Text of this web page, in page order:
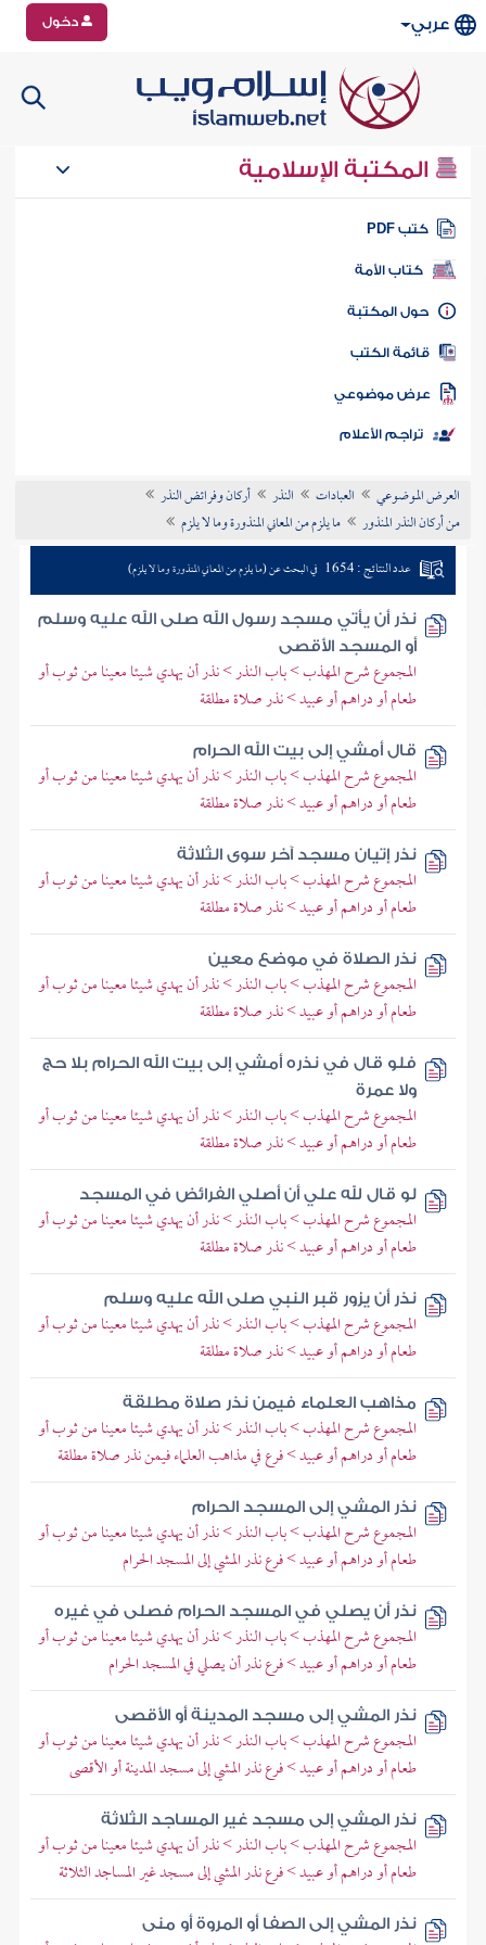
عربي دخول
المكتبة الإسلامية
كتب PDF
كتاب الأمة
المكتبة
الكتب
موضوعي
تراجم الأعلام
العرض الموضوعي العبادات النذر
أركان وفرائض النذر
من أركان النذر المنذور
ما يلزم من المعاني المنذورة وما لا يلزم
عدد النتائج : 1654 في البحث عن (ما يلزم من المعاني المنذورة وما لا يلزم)
نذر أن يأتي مسجد رسول الله صلى الله عليه وسلم
أو المسجد الأقصى
المجموع شرح المهذب > باب النذر > نذر أن يهدي شيئا معينا من ثوب أو
طعام أو دراهم أو عبيد > نذر صلاة مطلقة
قال أمشي إلى بيت الله الحرام
المجموع شرح المهذب > باب النذر > نذر أن يهدي شيئا معينا من ثوب أو
طعام أو دراهم أو عبيد > نذر صلاة مطلقة
نذر إتيان مسجد آخر سوى الثلاثة
المجموع شرح المهذب > باب النذر > نذر أن يهدي شيئا معينا من ثوب أو
طعام أو دراهم أو عبيد > نذر صلاة مطلقة
نذر الصلاة في موضع معين
المجموع شرح المهذب > باب النذر > نذر أن يهدي شيئا معينا من ثوب أو
طعام أو دراهم أو عبيد > نذر صلاة مطلقة
فلو قال في نذره أمشي إلى بيت الله الحرام بلا حج
ولا عمرة
المجموع شرح المهذب > باب النذر > نذر أن يهدي شيئا معينا من ثوب أو
طعام أو دراهم أو عبيد > نذر صلاة مطلقة
لو قال لله علي أن أصلي الفرائض في المسجد
المجموع شرح المهذب > باب النذر > نذر أن يهدي شيئا معينا من ثوب أو
طعام أو دراهم أو عبيد > نذر صلاة مطلقة
نذر أن يزور قبر النبي صلى الله عليه وسلم
المجموع شرح المهذب > باب النذر > نذر أن يهدي شيئا معينا من ثوب أو
طعام أو دراهم أو عبيد > نذر صلاة مطلقة
مذاهب العلماء فيمن نذر صلاة مطلقة
المجموع شرح المهذب > باب النذر > نذر أن يهدي شيئا معينا من ثوب أو
طعام أو دراهم أو عبيد > فرع في مذاهب العلماء فيمن نذر صلاة مطلقة
نذر المشي إلى المسجد الحرام
المجموع شرح المهذب > باب النذر > نذر أن يهدي شيئا معينا من ثوب أو
طعام أو دراهم أو عبيد > فرع نذر المشي إلى المسجد الحرام
نذر أن يصلي في المسجد الحرام فصلى في غيره
المجموع شرح المهذب > باب النذر > نذر أن يهدي شيئا معينا من ثوب أو
طعام أو دراهم أو عبيد > فرع نذر أن يصلي في المسجد الحرام
نذر المشي إلى مسجد المدينة أو الأقصى
المجموع شرح المهذب > باب النذر > نذر أن يهدي شيئا معينا من ثوب أو
طعام أو دراهم أو عبيد > فرع نذر المشي إلى مسجد المدينة أو الأقصى
نذر المشي إلى مسجد غير المساجد الثلاثة
المجموع شرح المهذب > باب النذر > نذر أن يهدي شيئا معينا من ثوب أو
طعام أو دراهم أو عبيد > فرع نذر المشي إلى مسجد غير المساجد الثلاثة
نذر المشي إلى الصفا أو المروة أو منى